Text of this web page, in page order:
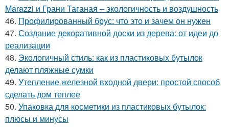
Marazzi и Грани Таганая – экологичность и воздушность
46. Профилированный брус: что это и зачем он нужен
47. Создание декоративной доски из дерева: от идеи до
реализации
48. Экологичный стиль: как из пластиковых бутылок
делают пляжные сумки
49. Утепление железной входной двери: простой способ
сделать дом теплее
50. Упаковка для косметики из пластиковых бутылок:
плюсы и минусы